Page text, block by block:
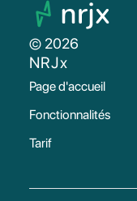
© 2026
NRJx
Page d'accueil
Fonctionnalités
Tarif